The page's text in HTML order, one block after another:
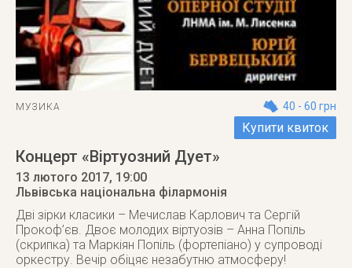
МУЗИКА 40 - 60 грн
Купити квиток
Концерт «Віртуозний Дует»
13 лютого 2017, 19:00
Львівська національна філармонія
Дві зірки класики – Мечислав Карлович та Сергій
Прокоф’єв. Двоє молодих віртуозів – Анна Попіль
(скрипка) та Маркіян Попіль (фортепіано) у супроводі
оркестру. Вечір обіцяє незабутню атмосферу!